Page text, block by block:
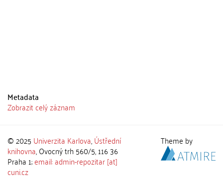
Metadata
Zobrazit celý záznam
© 2025 Univerzita Karlova,Ústřední
knihovna, Ovocný trh 560/5, 116 36
Praha 1;email: admin-repozitar [at]
cuni.cz
Theme by